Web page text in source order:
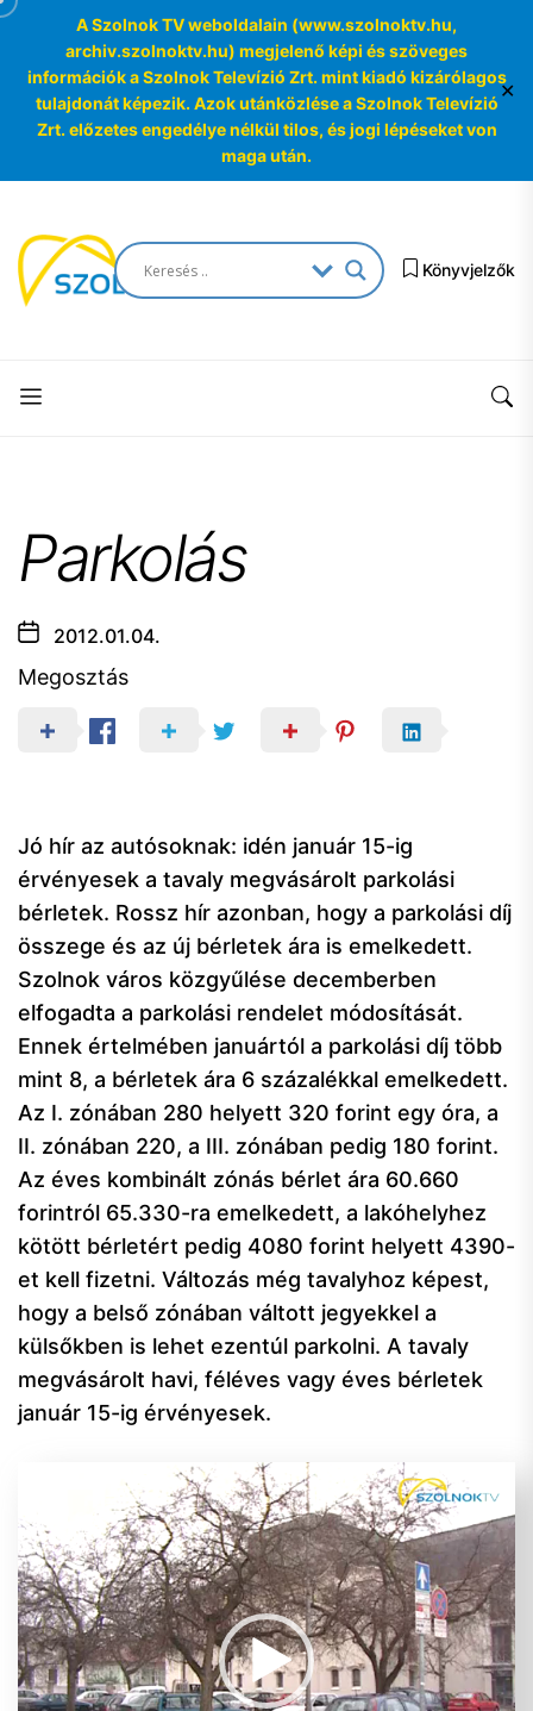
A Szolnok TV weboldalain (www.szolnoktv.hu,
archiv.szolnoktv.hu) megjelenő képi és szöveges
információk a Szolnok Televízió Zrt. mint kiadó kizárólagos
tulajdonát képezik. Azok utánközlése a Szolnok Televízió
Zrt. előzetes engedélye nélkül tilos, és jogi lépéseket von
maga után.
✕
the
content
SzolnokTV
Archívum
Archívum
Könyvjelzők
Parkolás
2012.01.04.
Megosztás
Jó hír az autósoknak: idén január 15-ig
érvényesek a tavaly megvásárolt parkolási
bérletek. Rossz hír azonban, hogy a parkolási díj
összege és az új bérletek ára is emelkedett.
Szolnok város közgyűlése decemberben
elfogadta a parkolási rendelet módosítását.
Ennek értelmében januártól a parkolási díj több
mint 8, a bérletek ára 6 százalékkal emelkedett.
Az I. zónában 280 helyett 320 forint egy óra, a
II. zónában 220, a III. zónában pedig 180 forint.
Az éves kombinált zónás bérlet ára 60.660
forintról 65.330-ra emelkedett, a lakóhelyhez
kötött bérletért pedig 4080 forint helyett 4390-
et kell fizetni. Változás még tavalyhoz képest,
hogy a belső zónában váltott jegyekkel a
külsőkben is lehet ezentúl parkolni. A tavaly
megvásárolt havi, féléves vagy éves bérletek
január 15-ig érvényesek.
Videólejátszó